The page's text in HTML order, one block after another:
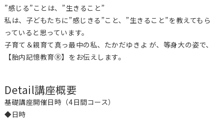
”感じる”ことは、”生きること”
私は、子どもたちに”感じきる”こと、”生きること”を教えてもら
っていると思っています。
子育て＆親育て真っ最中の私、たかだゆきよ が、等身大の姿で、
【胎内記憶教育Ⓡ】をお伝えします。
Detail講座概要
基礎講座開催日時（4日間コース）
◆日時